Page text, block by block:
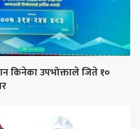
किनेका उपभोक्ताले जिते १०